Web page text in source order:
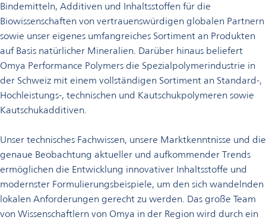
Bindemitteln, Additiven und Inhaltsstoffen für die
Biowissenschaften von vertrauenswürdigen globalen Partnern
sowie unser eigenes umfangreiches Sortiment an Produkten
auf Basis natürlicher Mineralien. Darüber hinaus beliefert
Omya Performance Polymers die Spezialpolymerindustrie in
der Schweiz mit einem vollständigen Sortiment an Standard-,
Hochleistungs-, technischen und Kautschukpolymeren sowie
Kautschukadditiven.
Unser technisches Fachwissen, unsere Marktkenntnisse und die
genaue Beobachtung aktueller und aufkommender Trends
ermöglichen die Entwicklung innovativer Inhaltsstoffe und
modernster Formulierungsbeispiele, um den sich wandelnden
lokalen Anforderungen gerecht zu werden. Das große Team
von Wissenschaftlern von Omya in der Region wird durch ein